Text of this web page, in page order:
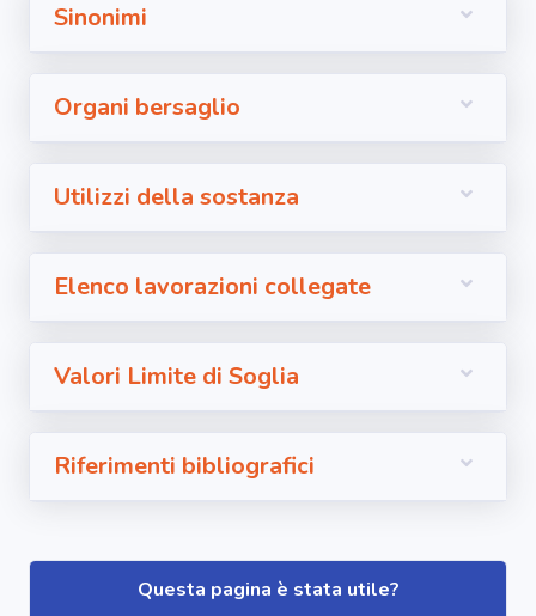
Sinonimi
Organi bersaglio
Utilizzi della sostanza
Elenco lavorazioni collegate
Valori Limite di Soglia
Riferimenti bibliografici
Questa pagina è stata utile?